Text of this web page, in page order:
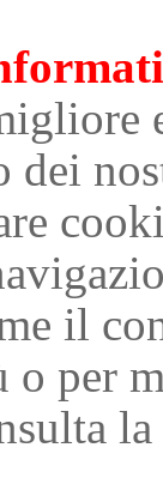
dei
il
o per